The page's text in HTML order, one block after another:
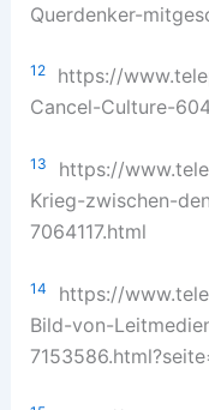
Querdenker-
12https://
Cancel-Culture-
13
https://
Krieg-zwischen-
7064117.html
14
https://
Bild-von-